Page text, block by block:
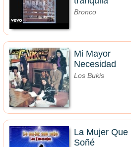
Bronco
Mi Mayor
Necesidad
Los Bukis
La Mujer Que
Soñé